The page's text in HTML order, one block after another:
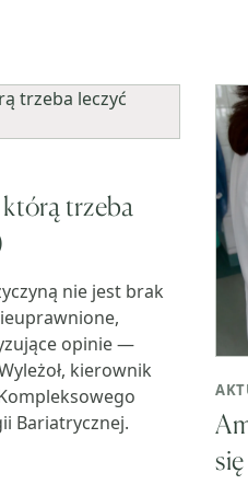
trzeba
nie jest brak
opinie —
kierownik
Bariatrycznej.